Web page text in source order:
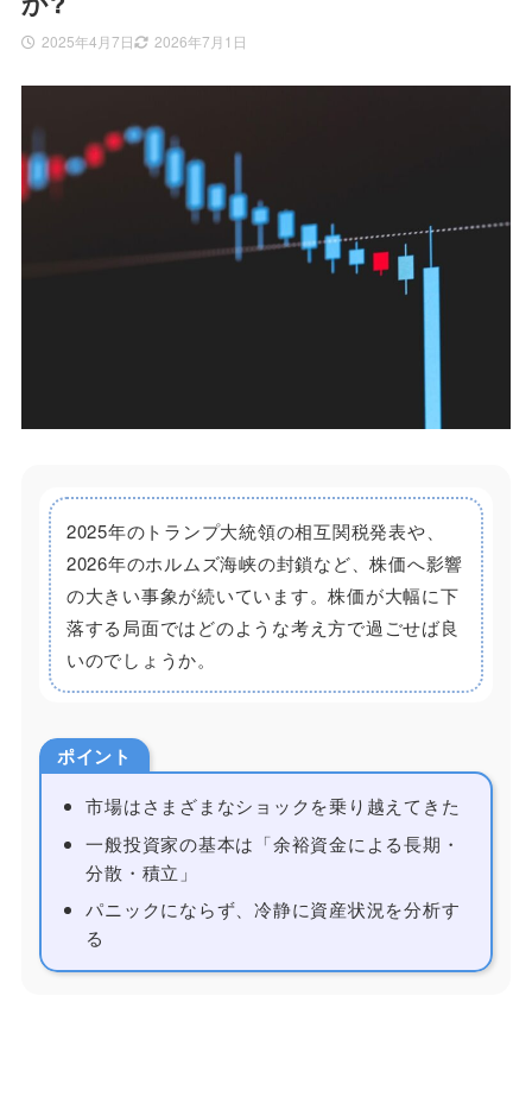
2025年4月7日 2026年7月1日
2025年のトランプ大統領の相互関税発表や、
2026年のホルムズ海峡の封鎖など、株価へ影響
の大きい事象が続いています。株価が大幅に下
落する局面ではどのような考え方で過ごせば良
いのでしょうか。
ポイント
市場はさまざまなショックを乗り越えてきた
一般投資家の基本は「余裕資金による長期・
分散・積立」
パニックにならず、冷静に資産状況を分析す
る